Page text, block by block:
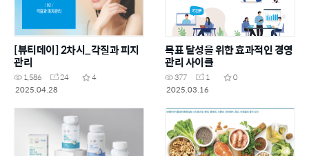
[뷰티데이] 2차시_각질과 피지
관리
1,586 24
4
2025.04.28
목표 달성을 위한 효과적인 경영
관리 사이클
377 1
0
2025.03.16